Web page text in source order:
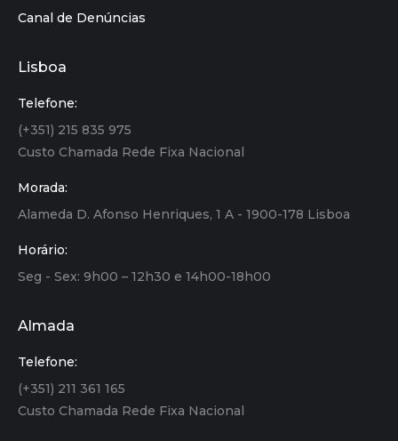
Canal de Denúncias
Lisboa
Telefone:
(+351) 215 835 975
Custo Chamada Rede Fixa Nacional
Morada:
Alameda D. Afonso Henriques, 1 A - 1900-178 Lisboa
Horário:
Seg - Sex: 9h00 – 12h30 e 14h00-18h00
Almada
Telefone:
(+351) 211 361 165
Custo Chamada Rede Fixa Nacional